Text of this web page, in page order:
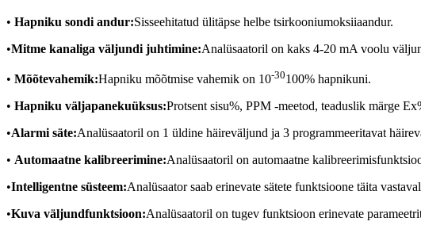
• Hapniku sondi andur:Sisseehitatud ülitäpse helbe tsirkooniumoksiiaandur.
•Mitme kanaliga väljundi juhtimine:Analüsaatoril on kaks 4-20 mA voolu
• Mõõtevahemik:Hapniku mõõtmise vahemik on 10-30100% hapnikuni.
• Hapniku väljapanekuüksus:Protsent sisu%, PPM -meetod, teaduslik märge
•Alarmi säte:Analüsaatoril on 1 üldine häireväljund ja 3 programmeeritavat
• Automaatne kalibreerimine:Analüsaatoril on automaatne
•Intelligentne süsteem:Analüsaator saab erinevate sätete funktsioone täita
•Kuva väljundfunktsioon:Analüsaatoril on tugev funktsioon erinevate